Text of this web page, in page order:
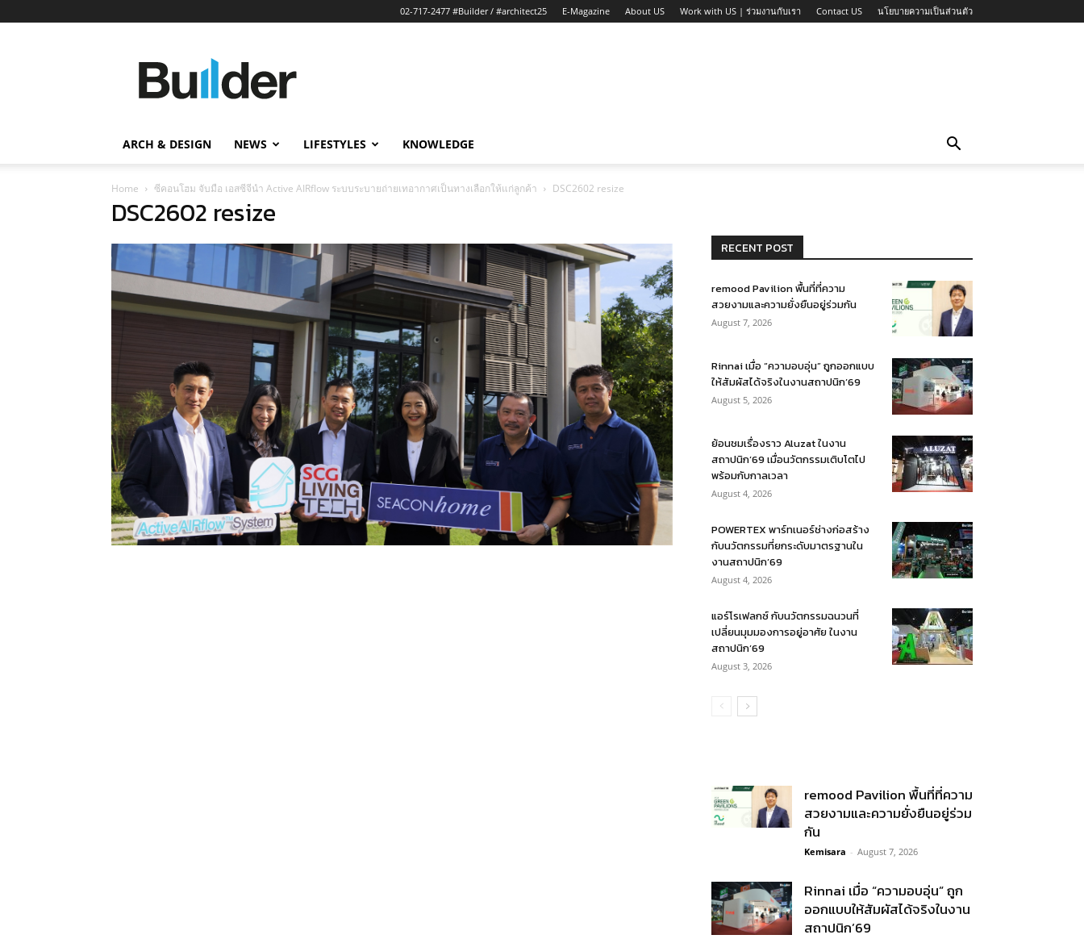
02-717-2477 #Builder / #architect25 E-Magazine About US Work with US | ร่วมงานกับเรา Contact US นโยบายความเป็นส่วนตัว
ข่าว
ก่อสร้าง
ARCH & DESIGN NEWS LIFESTYLES KNOWLEDGE
Home ซีคอนโฮม จับมือ เอสซีจีนำ Active AIRflow ระบบระบายถ่ายเทอากาศเป็นทางเลือกให้แก่ลูกค้า DSC2602 resize
DSC2602 resize
RECENT POST
remood Pavilion พื้นที่ที่ความ
สวยงามและความยั่งยืนอยู่ร่วมกัน
August 7, 2026
Rinnai เมื่อ “ความอบอุ่น” ถูกออกแบบ
ให้สัมผัสได้จริงในงานสถาปนิก’69
August 5, 2026
ย้อนชมเรื่องราว Aluzat ในงาน
สถาปนิก’69 เมื่อนวัตกรรมเติบโตไป
พร้อมกับกาลเวลา
August 4, 2026
POWERTEX พาร์ทเนอร์ช่างก่อสร้าง
กับนวัตกรรมที่ยกระดับมาตรฐานใน
งานสถาปนิก’69
August 4, 2026
แอร์โรเฟลกซ์ กับนวัตกรรมฉนวนที่
เปลี่ยนมุมมองการอยู่อาศัย ในงาน
สถาปนิก’69
August 3, 2026
remood Pavilion พื้นที่ที่ความ
สวยงามและความยั่งยืนอยู่ร่วม
กัน
Kemisara - August 7, 2026
Rinnai เมื่อ “ความอบอุ่น” ถูก
ออกแบบให้สัมผัสได้จริงในงาน
สถาปนิก’69